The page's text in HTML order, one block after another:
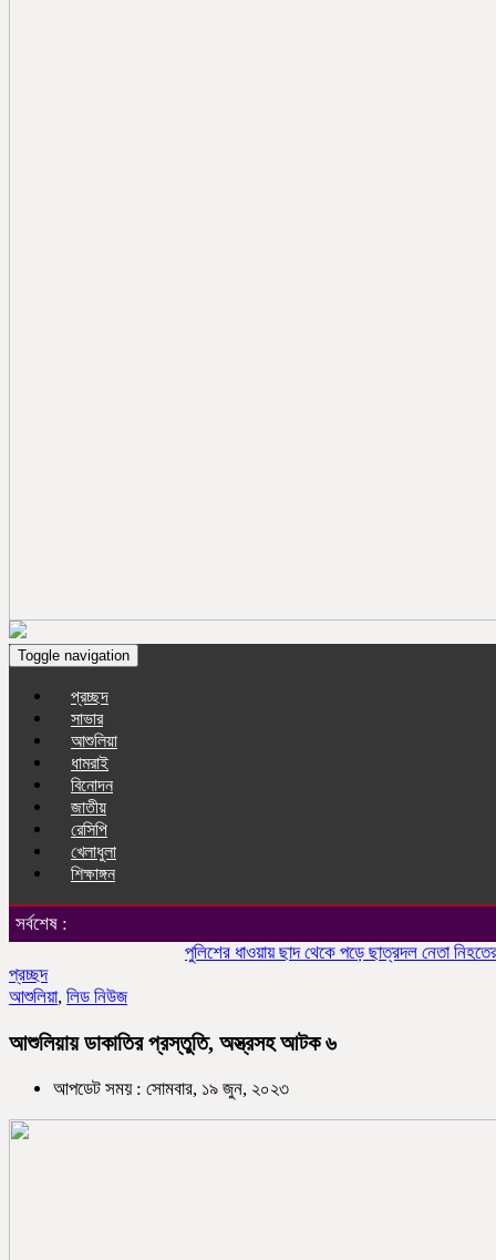
Toggle navigation
প্রচ্ছদ
সাভার
আশুলিয়া
ধামরাই
বিনোদন
জাতীয়
রেসিপি
খেলাধুলা
শিক্ষাঙ্গন
সর্বশেষ :
পুলিশের ধাওয়ায় ছাদ থেকে পড়ে ছাত্রদল নেতা নিহতের
প্রচ্ছদ
আশুলিয়া, লিড নিউজ
আশুলিয়ায় ডাকাতির প্রস্তুতি, অস্ত্রসহ আটক ৬
আপডেট সময় : সোমবার, ১৯ জুন, ২০২৩